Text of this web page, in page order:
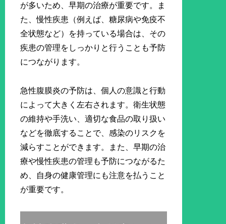
が多いため、早期の治療が重要です。ま
た、慢性疾患（例えば、糖尿病や免疫不
全状態など）を持っている場合は、その
疾患の管理をしっかりと行うことも予防
につながります。
急性腹膜炎の予防は、個人の意識と行動
によって大きく左右されます。衛生状態
の維持や手洗い、適切な食品の取り扱い
などを徹底することで、感染のリスクを
減らすことができます。また、早期の治
療や慢性疾患の管理も予防につながるた
め、自身の健康管理にも注意を払うこと
が重要です。